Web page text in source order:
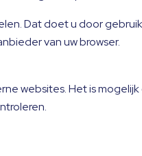
Dat doet u door
van uw browser.
websites. Het is